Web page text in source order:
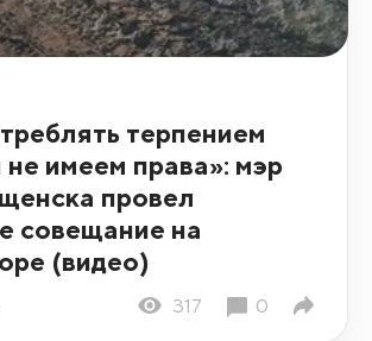
терпением
имеем права»: мэр
провел
совещание на
(видео)
317 0